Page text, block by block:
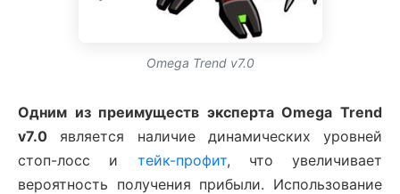
Omega Trend v7.0
Одним из преимуществ эксперта Omega Trend
v7.0 является наличие динамических уровней
стоп-лосс и тейк-профит, что увеличивает
вероятность получения прибыли. Использование